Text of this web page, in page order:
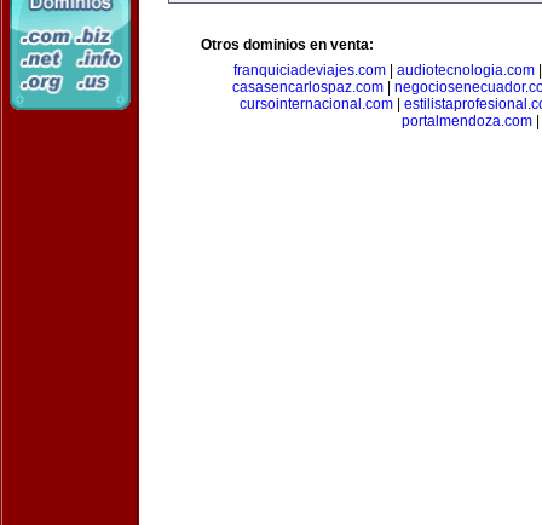
Otros dominios en venta:
franquiciadeviajes.com| audiotecnologia.com
casasencarlospaz.com|
cursointernacional.com|
portalmendoza.com